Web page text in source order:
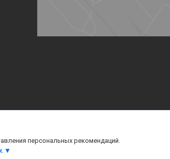
персональных рекомендаций.